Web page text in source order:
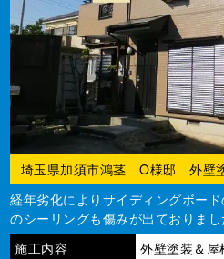
埼玉県加須市鴻茎 O様邸 外壁
経年劣化によりサイディングボー
のシーリングも傷みが出ておりまし
施工内容
外壁塗装＆屋